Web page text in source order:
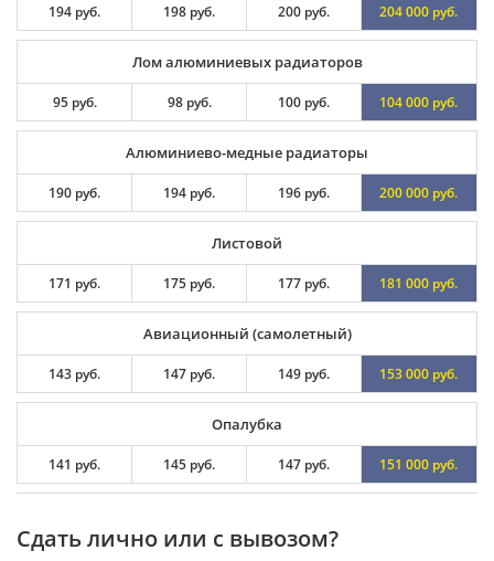
194 руб. 198 руб. 200 руб. 204 000 руб.
Лом алюминиевых радиаторов
95 руб. 98 руб. 100 руб. 104 000 руб.
Алюминиево-медные радиаторы
190 руб. 194 руб. 196 руб. 200 000 руб.
Листовой
171 руб. 175 руб. 177 руб. 181 000 руб.
Авиационный (самолетный)
143 руб. 147 руб. 149 руб. 153 000 руб.
Опалубка
141 руб. 145 руб. 147 руб. 151 000 руб.
Сдать лично или с вывозом?